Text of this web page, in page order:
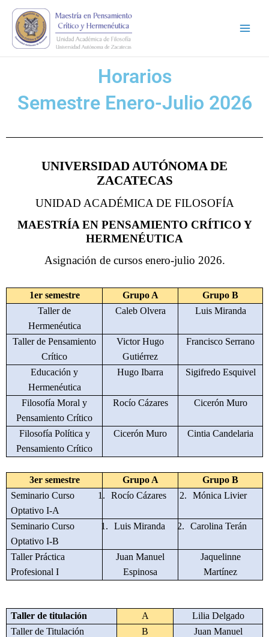
contenido
Horarios
Semestre Enero-Julio 2026
UNIVERSIDAD AUTÓNOMA DE
ZACATECAS
UNIDAD ACADÉMICA DE FILOSOFÍA
MAESTRÍA EN PENSAMIENTO CRÍTICO Y
HERMENÉUTICA
Asignación de cursos enero-julio 2026.
1er semestre Grupo A
Grupo B
Taller de
Hermenéutica
Caleb Olvera Luis Miranda
Taller de Pensamiento
Crítico
Victor Hugo
Gutiérrez
Francisco Serrano
Educación y
Hermenéutica
Hugo Ibarra Sigifredo Esquivel
Filosofía Moral y
Pensamiento Crítico
Rocío Cázares Cicerón Muro
Filosofía Política y
Pensamiento Crítico
Cicerón Muro Cintia Candelaria
3er semestre Grupo A
Grupo B
Seminario Curso
Optativo I-A
1. Rocío Cázares 2. Mónica Livier
Seminario Curso
Optativo I-B
1. Luis Miranda 2. Carolina Terán
Taller Práctica
Profesional I
Juan Manuel
Espinosa
Jaquelinne
Martínez
Taller de titulación A
Lilia Delgado
Taller de Titulación
B
Juan Manuel